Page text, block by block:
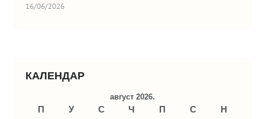
16/06/2026
КАЛЕНДАР
август 2026.
П У С Ч П С
Н